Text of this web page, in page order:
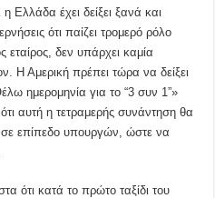
Ελλάδα έχει δείξει ξανά και
ότι παίζει τρομερό ρόλο
εταίρος, δεν υπάρχει καμία
Η Αμερική πρέπει τώρα να δείξει
ημερομηνία για το “3 συν 1”»
αυτή η τετραμερής συνάντηση θα
σε επίπεδο υπουργών, ώστε να
ότι κατά το πρώτο ταξίδι του